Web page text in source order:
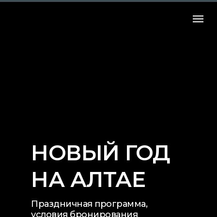
Праздничная программа,
условия бронирования
НОВЫЙ ГОД
НА АЛТАЕ